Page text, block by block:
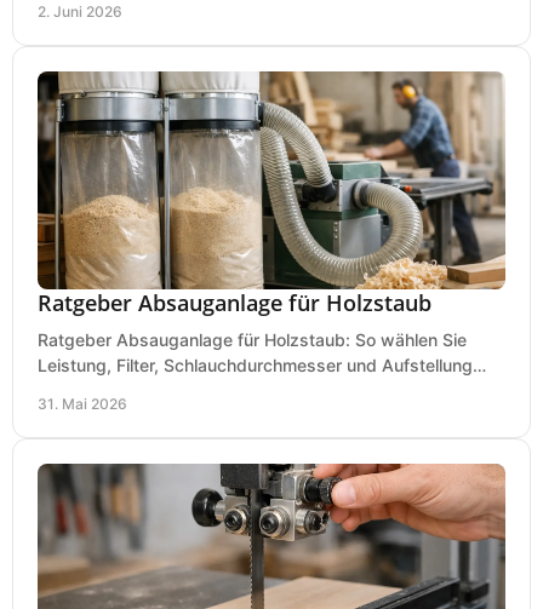
2. Juni 2026
Ratgeber Absauganlage für Holzstaub
Ratgeber Absauganlage für Holzstaub: So wählen Sie
Leistung, Filter, Schlauchdurchmesser und Aufstellung
31. Mai 2026